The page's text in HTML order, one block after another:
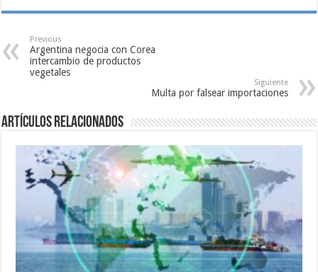
Previous
Argentina negocia con Corea
intercambio de productos
vegetales
Siguiente
Multa por falsear importaciones
Artículos relacionados